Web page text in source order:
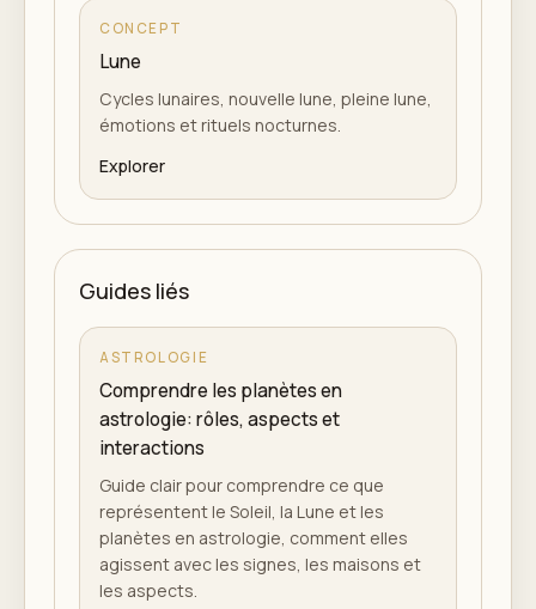
CONCEPT
Lune
Cycles lunaires, nouvelle lune, pleine lune,
émotions et rituels nocturnes.
Explorer
Guides liés
ASTROLOGIE
Comprendre les planètes en
astrologie: rôles, aspects et
interactions
Guide clair pour comprendre ce que
représentent le Soleil, la Lune et les
planètes en astrologie, comment elles
agissent avec les signes, les maisons et
les aspects.